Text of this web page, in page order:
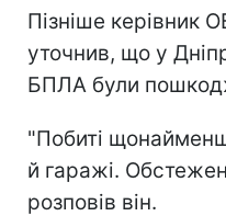
Пізніше керівник
уточнив, що у
БПЛА були
"Побиті
й гаражі.
розповів він.